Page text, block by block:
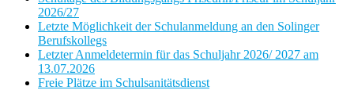
2026/27
Letzte Möglichkeit der Schulanmeldung an den Solinger
Berufskollegs
Letzter Anmeldetermin für das Schuljahr 2026/ 2027 am
13.07.2026
Freie Plätze im Schulsanitätsdienst